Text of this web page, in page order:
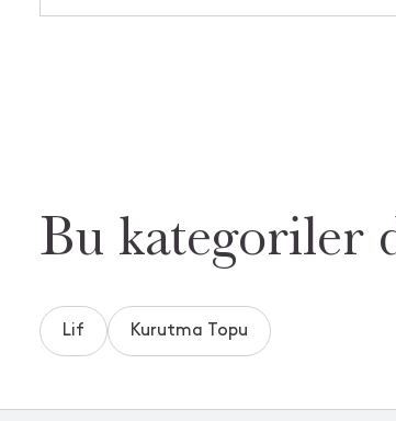
Bu kategoriler
Lif Kurutma Topu